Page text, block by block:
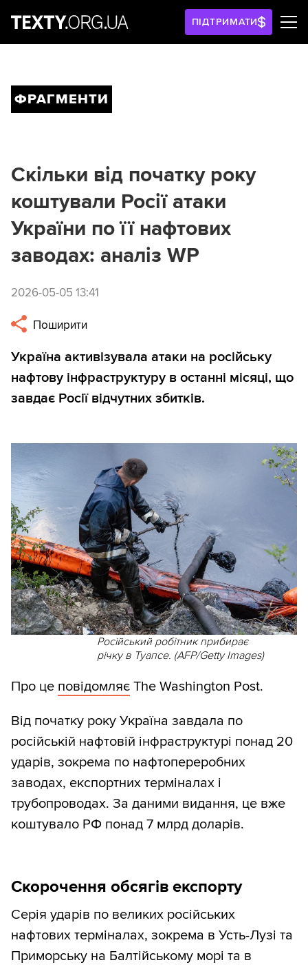
ПІДТРИМАТИ
ФРАГМЕНТИ
Cкільки від початку року
коштували Росії атаки
України по її нафтових
заводах: аналіз WP
2026-05-05 13:41
Поширити
Україна активізувала атаки на російську
нафтову інфраструктуру в останні місяці, що
завдає Росії відчутних збитків.
Російський робітник прибирає
річку в Туапсе. (AFP/Getty Images)
Про це повідомляє The Washington Post.
Від початку року Україна завдала по
російській нафтовій інфраструктурі понад 20
ударів, зокрема по нафтопереробних
заводах, експортних терміналах і
трубопроводах. За даними видання, це вже
коштувало РФ понад 7 млрд доларів.
Скорочення обсягів експорту
Серія ударів по великих російських
нафтових терміналах, зокрема в Усть-Лузі та
Приморську на Балтійському морі та в